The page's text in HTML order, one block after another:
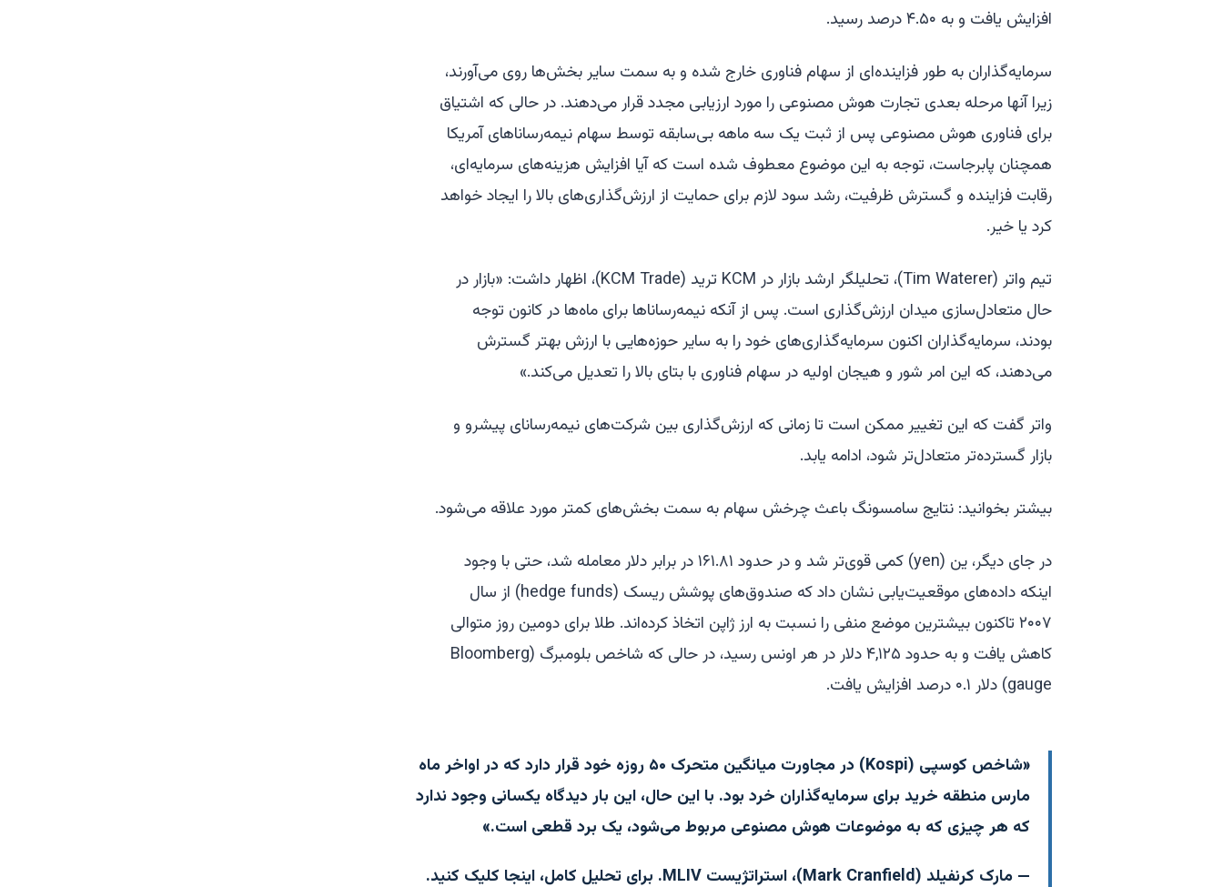
افزایش یافت و به ۴.۵۰ درصد رسید.
سرمایه‌گذاران به طور فزاینده‌ای از سهام فناوری خارج شده و به سمت سایر بخش‌ها روی می‌آورند،
زیرا آنها مرحله بعدی تجارت هوش مصنوعی را مورد ارزیابی مجدد قرار می‌دهند. در حالی که اشتیاق
برای فناوری هوش مصنوعی پس از ثبت یک سه ماهه بی‌سابقه توسط سهام نیمه‌رساناهای آمریکا
همچنان پابرجاست، توجه به این موضوع معطوف شده است که آیا افزایش هزینه‌های سرمایه‌ای،
رقابت فزاینده و گسترش ظرفیت، رشد سود لازم برای حمایت از ارزش‌گذاری‌های بالا را ایجاد خواهد
کرد یا خیر.
تیم واتر (Tim Waterer)، تحلیلگر ارشد بازار در KCM ترید (KCM Trade)، اظهار داشت: «بازار در
حال متعادل‌سازی میدان ارزش‌گذاری است. پس از آنکه نیمه‌رساناها برای ماه‌ها در کانون توجه
بودند، سرمایه‌گذاران اکنون سرمایه‌گذاری‌های خود را به سایر حوزه‌هایی با ارزش بهتر گسترش
می‌دهند، که این امر شور و هیجان اولیه در سهام فناوری با بتای بالا را تعدیل می‌کند.»
واتر گفت که این تغییر ممکن است تا زمانی که ارزش‌گذاری بین شرکت‌های نیمه‌رسانای پیشرو و
بازار گسترده‌تر متعادل‌تر شود، ادامه یابد.
بیشتر بخوانید: نتایج سامسونگ باعث چرخش سهام به سمت بخش‌های کمتر مورد علاقه می‌شود.
در جای دیگر، ین (yen) کمی قوی‌تر شد و در حدود ۱۶۱.۸۱ در برابر دلار معامله شد، حتی با وجود
اینکه داده‌های موقعیت‌یابی نشان داد که صندوق‌های پوشش ریسک (hedge funds) از سال
۲۰۰۷ تاکنون بیشترین موضع منفی را نسبت به ارز ژاپن اتخاذ کرده‌اند. طلا برای دومین روز متوالی
کاهش یافت و به حدود ۴,۱۲۵ دلار در هر اونس رسید، در حالی که شاخص بلومبرگ (Bloomberg
gauge) دلار ۰.۱ درصد افزایش یافت.
«شاخص کوسپی (Kospi) در مجاورت میانگین متحرک ۵۰ روزه خود قرار دارد که در اواخر ماه
مارس منطقه خرید برای سرمایه‌گذاران خرد بود. با این حال، این بار دیدگاه یکسانی وجود ندارد
که هر چیزی که به موضوعات هوش مصنوعی مربوط می‌شود، یک برد قطعی است.»
— مارک کرنفیلد (Mark Cranfield)، استراتژیست MLIV. برای تحلیل کامل، اینجا کلیک کنید.